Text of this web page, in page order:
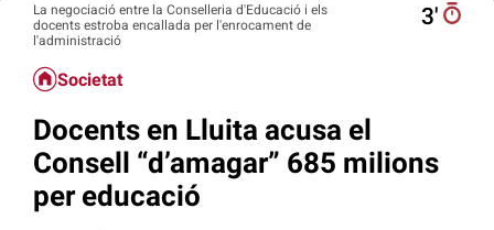
La negociació entre la Conselleria d'Educació i els
docents estroba encallada per l'enrocament de
l'administració
3′
Societat
Docents en Lluita acusa el
Consell “d’amagar” 685 milions
per educació